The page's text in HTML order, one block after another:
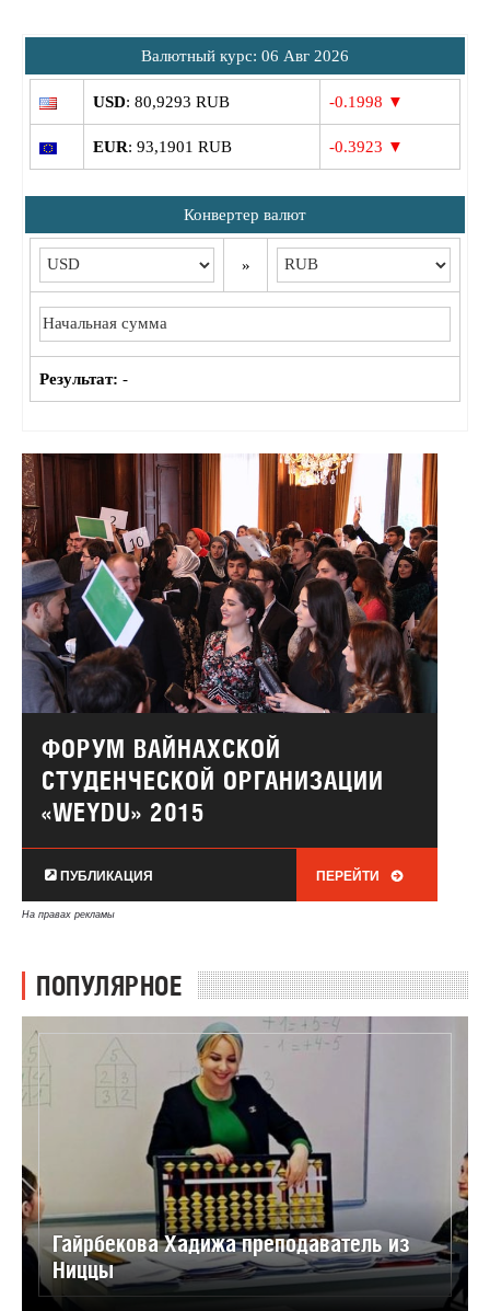
Bалютный курс: 06 Авг 2026
USD: 80,9293 RUB -0.1998 ▼
EUR: 93,1901 RUB -0.3923 ▼
Конвертер валют
»
Результат: -
ФОРУМ ВАЙНАХСКОЙ
СТУДЕНЧЕСКОЙ ОРГАНИЗАЦИИ
«WEYDU» 2015
ПУБЛИКАЦИЯ ПЕРЕЙТИ
На правах рекламы
ПОПУЛЯРНОЕ
Гайрбекова Хадижа преподаватель из
Ниццы